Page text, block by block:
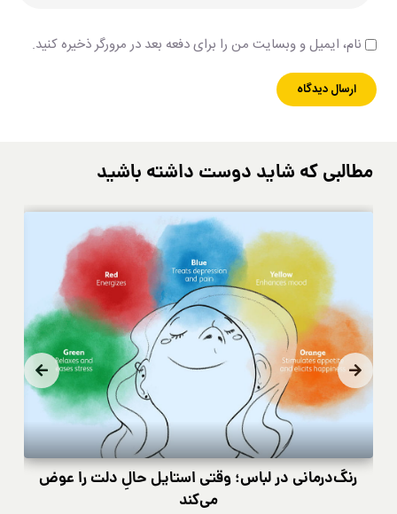
نام، ایمیل و وبسایت من را برای دفعه بعد در مرورگر ذخیره کنید.
مطالبی که شاید دوست داشته باشید
رنگ‌درمانی در لباس؛ وقتی استایل حالِ دلت را عوض
می‌کند